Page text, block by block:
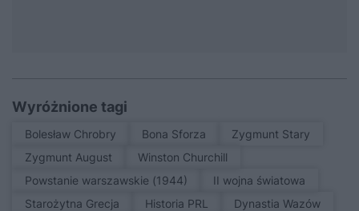
Wyróżnione tagi
Bolesław Chrobry Bona Sforza
Zygmunt Stary
Zygmunt August
Winston Churchill
Powstanie warszawskie (1944)
II wojna światowa
Starożytna Grecja
Historia PRL
Dynastia Wazów